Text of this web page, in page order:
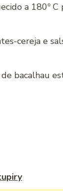
a 180º
cereja e
bacalhau